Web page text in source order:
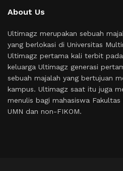
About Us
Ultimagz merupakan sebuah
yang berlokasi di Universitas
Ultimagz pertama kali terbit
keluarga Ultimagz generasi
sebuah majalah yang bertujuan
kampus. Ultimagz saat itu juga
menulis bagi mahasiswa
UMN dan non-FIKOM.